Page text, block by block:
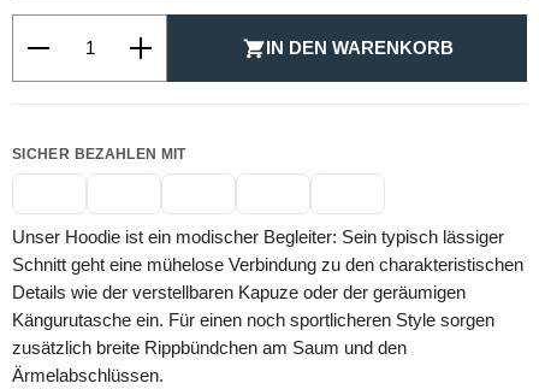
IN DEN WARENKORB
SICHER BEZAHLEN MIT
Unser Hoodie ist ein modischer Begleiter: Sein typisch lässiger
Schnitt geht eine mühelose Verbindung zu den charakteristischen
Details wie der verstellbaren Kapuze oder der geräumigen
Kängurutasche ein. Für einen noch sportlicheren Style sorgen
zusätzlich breite Rippbündchen am Saum und den
Ärmelabschlüssen.